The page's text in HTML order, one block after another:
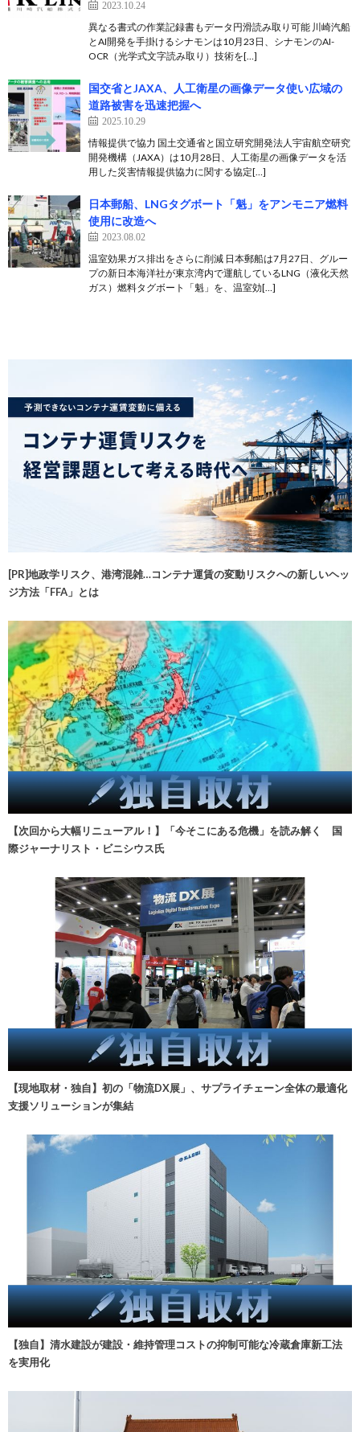
2023.10.24
異なる書式の作業記録書もデータ円滑読み取り可能 川崎汽船
とAI開発を手掛けるシナモンは10月23日、シナモンのAI-
OCR（光学式文字読み取り）技術を[…]
国交省とJAXA、人工衛星の画像データ使い広域の
道路被害を迅速把握へ
2025.10.29
情報提供で協力 国土交通省と国立研究開発法人宇宙航空研究
開発機構（JAXA）は10月28日、人工衛星の画像データを活
用した災害情報提供協力に関する協定[…]
日本郵船、LNGタグボート「魁」をアンモニア燃料
使用に改造へ
2023.08.02
温室効果ガス排出をさらに削減 日本郵船は7月27日、グルー
プの新日本海洋社が東京湾内で運航しているLNG（液化天然
ガス）燃料タグボート「魁」を、温室効[…]
[PR]地政学リスク、港湾混雑…コンテナ運賃の変動リスクへの新しいヘッ
ジ方法「FFA」とは
【次回から大幅リニューアル！】「今そこにある危機」を読み解く 国
際ジャーナリスト・ビニシウス氏
【現地取材・独自】初の「物流DX展」、サプライチェーン全体の最適化
支援ソリューションが集結
【独自】清水建設が建設・維持管理コストの抑制可能な冷蔵倉庫新工法
を実用化